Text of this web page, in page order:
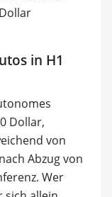
in H1
Dollar,
von
Abzug von
Wer